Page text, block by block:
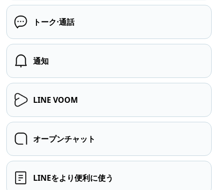
トーク⋅通話
通知
LINE VOOM
オープンチャット
LINEをより便利に使う